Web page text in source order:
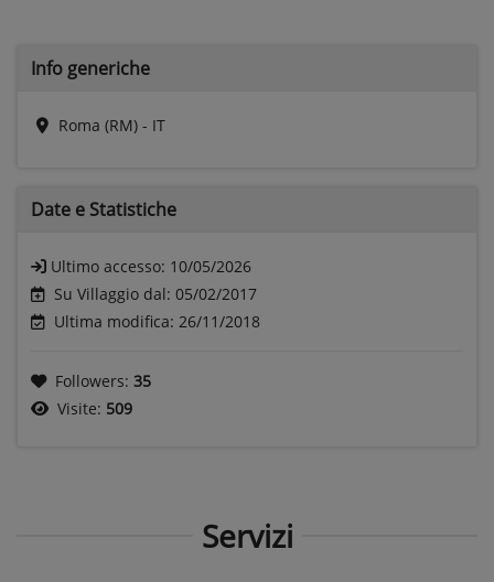
Info generiche
Roma (RM) - IT
Date e Statistiche
Ultimo accesso: 10/05/2026
Su Villaggio dal: 05/02/2017
Ultima modifica: 26/11/2018
Followers: 35
Visite: 509
Servizi